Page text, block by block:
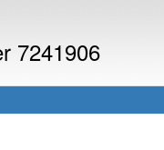
7241906